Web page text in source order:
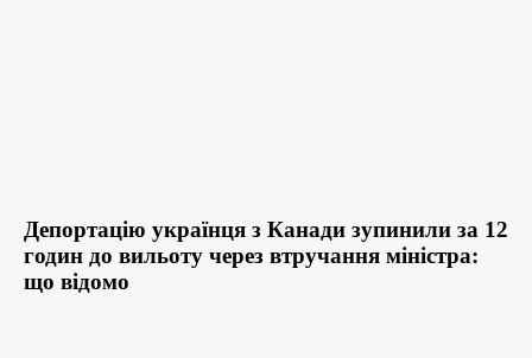
Депортацію українця з Канади зупинили за 12
годин до вильоту через втручання міністра:
що відомо